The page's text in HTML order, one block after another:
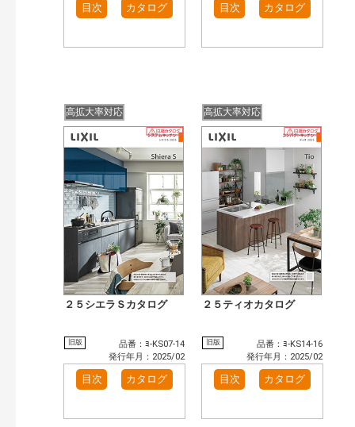
目次 カタログ 目次 カタログ
高拡大率対応
２５シエラＳカタログ
旧版
品番：ﾖ-KS07-14
発行年月：2025/02
目次 カタログ
高拡大率対応
２５ティオカタログ
旧版
品番：ﾖ-KS14-16
発行年月：2025/02
目次 カタログ